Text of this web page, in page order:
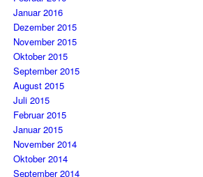
Januar 2016
Dezember 2015
November 2015
Oktober 2015
September 2015
August 2015
Juli 2015
Februar 2015
Januar 2015
November 2014
Oktober 2014
September 2014